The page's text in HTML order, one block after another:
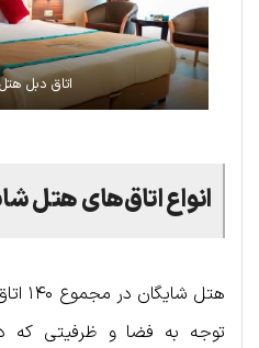
اتاق دبل
انواع اتاق‌های هتل
هتل
توجه به فضا و ظرفیتی که